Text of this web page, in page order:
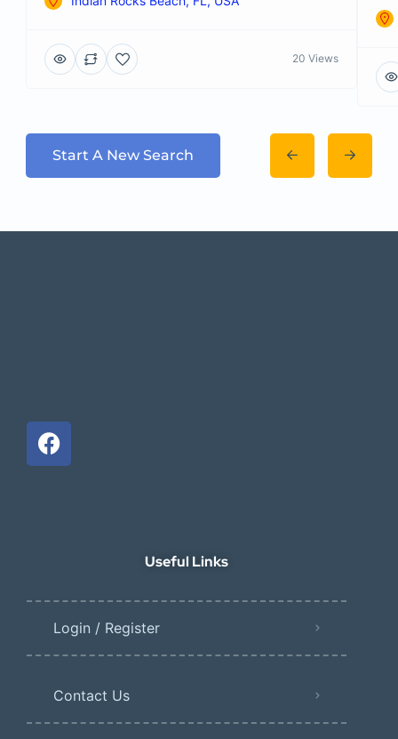
20 Views
Start A New Search
Useful Links
Login / Register
Contact Us